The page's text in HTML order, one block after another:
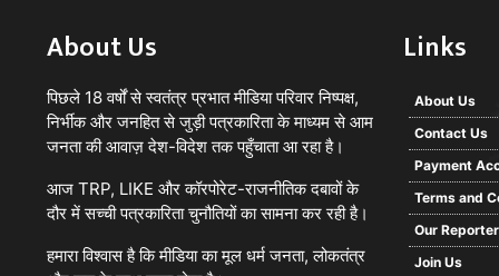
About Us
पिछले 18 वर्षों से स्वतंत्र प्रभात मीडिया परिवार निष्पक्ष,
निर्भीक और जनहित से जुड़ी पत्रकारिता के माध्यम से आम
जनता की आवाज़ देश-विदेश तक पहुँचाता आ रहा है।
आज TRP, LIKE और कॉरपोरेट-राजनीतिक दबावों के
दौर में सच्ची पत्रकारिता चुनौतियों का सामना कर रही है।
हमारा विश्वास है कि मीडिया का मूल धर्म जनता, लोकतंत्र
Links
About Us
Contact Us
Payment
Terms and
Our
Join Us